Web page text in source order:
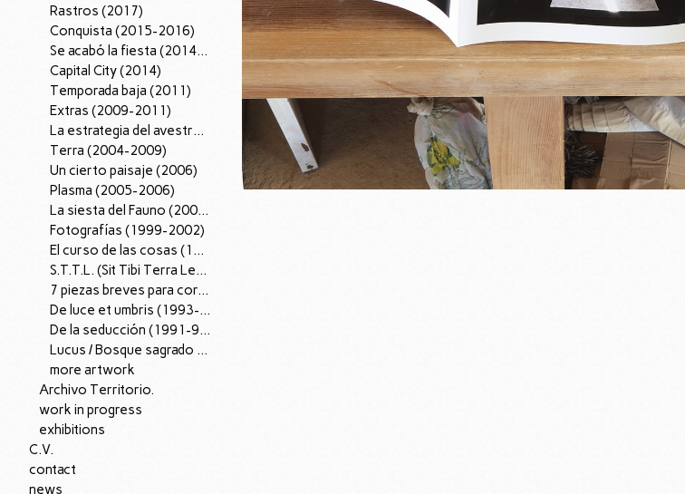
Rastros (2017)
Conquista (2015-2016)
Se acabó la fiesta (2014-15)
Capital City (2014)
Temporada baja (2011)
Extras (2009-2011)
La estrategia del avestruz (2007-12).
Terra (2004-2009)
Un cierto paisaje (2006)
Plasma (2005-2006)
La siesta del Fauno (2002-2005)
Fotografías (1999-2002)
El curso de las cosas (1997-98)
S.T.T.L. (Sit Tibi Terra Levis), (1995-97)
7 piezas breves para corazón (1996)
De luce et umbris (1993-95)
De la seducción (1991-96)
Lucus / Bosque sagrado (1988-90)
more artwork
Archivo Territorio.
work in progress
exhibitions
C.V.
contact
news